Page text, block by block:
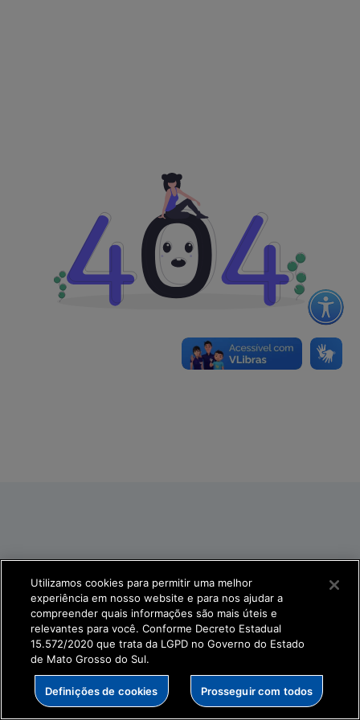
Utilizamos cookies para permitir uma melhor
experiência em nosso website e para nos ajudar a
compreender quais informações são mais úteis e
relevantes para você. Conforme Decreto Estadual
15.572/2020 que trata da LGPD no Governo do Estado
de Mato Grosso do Sul.
Definições de cookies Prosseguir com todos